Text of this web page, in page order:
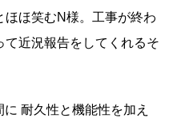
ほほ笑むN様。工事が終わ
て近況報告をしてくれるそ
耐久性と機能性を加え